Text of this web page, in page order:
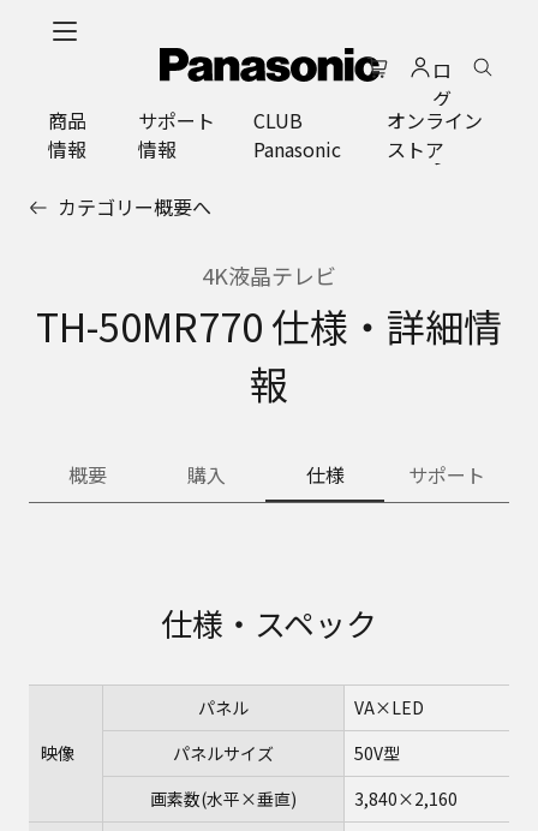
ロ
グ
イ
ン
商品
情報
サポート
情報
CLUB
Panasonic
オンライン
ストア
カテゴリー概要へ
4K液晶テレビ
TH-50MR770 仕様・詳細情
報
概要 購入 仕様 サポート
仕様・スペック
映像
パネル
VA×LED
パネルサイズ
50V型
画素数(水平×垂直)
3,840×2,160